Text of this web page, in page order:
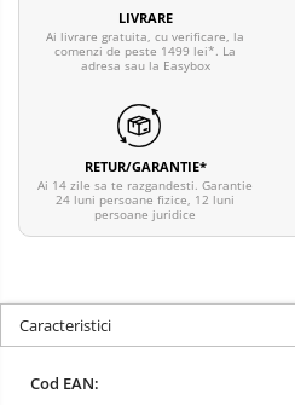
LIVRARE
Ai livrare gratuita, cu verificare, la
comenzi de peste 1499 lei*. La
adresa sau la Easybox
RETUR/GARANTIE*
Ai 14 zile sa te razgandesti. Garantie
24 luni persoane fizice, 12 luni
persoane juridice
Caracteristici
Cod EAN: